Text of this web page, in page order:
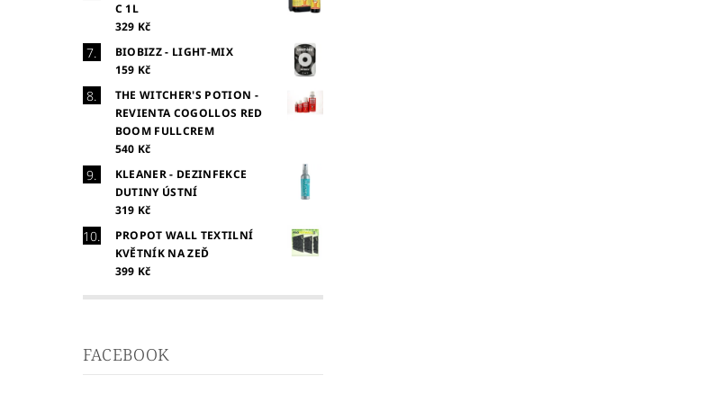
C 1L
329 Kč
BIOBIZZ - LIGHT-MIX
159 Kč
THE WITCHER'S POTION -
REVIENTA COGOLLOS RED
BOOM FULLCREM
540 Kč
KLEANER - DEZINFEKCE
DUTINY ÚSTNÍ
319 Kč
PROPOT WALL TEXTILNÍ
KVĚTNÍK NA ZEĎ
399 Kč
FACEBOOK